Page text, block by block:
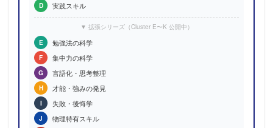
D 実践スキル
▼ 拡張シリーズ（Cluster E〜K 公開中）
E
勉強法の科学
F 集中力の科学
G 言語化・思考整理
H 才能・強みの発見
I 失敗・後悔学
J 物理特有スキル